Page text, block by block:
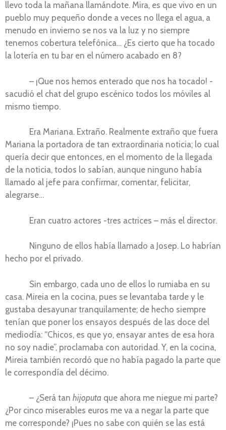
llevo toda la mañana llamándote. Mira, es que vivo en un
pueblo muy pequeño donde a veces no llega el agua, a
menudo en invierno se nos va la luz y no siempre
tenemos cobertura telefónica… ¿Es cierto que ha tocado
la lotería en tu bar en el número acabado en 8?
– ¡Que nos hemos enterado que nos ha tocado! -
sacudió el chat del grupo escénico todos los móviles al
mismo tiempo.
Era Mariana. Extraño. Realmente extraño que fuera
Mariana la portadora de tan extraordinaria noticia; lo cual
quería decir que entonces, en el momento de la llegada
de la noticia, todos lo sabían, aunque ninguno había
llamado al jefe para confirmar, comentar, felicitar,
alegrarse…
Eran cuatro actores -tres actrices – más el director.
Ninguno de ellos había llamado a Josep. Lo habrían
hecho por el privado.
Sin embargo, cada uno de ellos lo rumiaba en su
casa. Mireia en la cocina, pues se levantaba tarde y le
gustaba desayunar tranquilamente; de hecho siempre
tenían que poner los ensayos después de las doce del
mediodía: “Chicos, es que yo, ensayar antes de esa hora
no soy nadie”, proclamaba con autoridad. Y, en la cocina,
Mireia también recordó que no había pagado la parte que
le correspondía del décimo.
– ¿Será tan hijoputa que ahora me niegue mi parte?
¿Por cinco miserables euros me va a negar la parte que
me corresponde? ¡Pues no sabe con quién se las está